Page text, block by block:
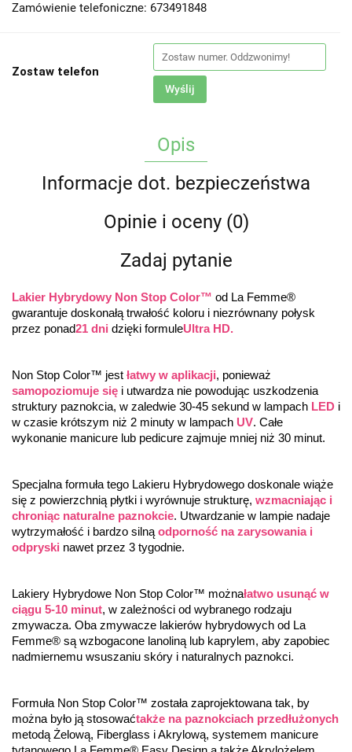
Zamówienie telefoniczne: 673491848
Zostaw telefon
Wyślij
Opis
Informacje dot. bezpieczeństwa
Opinie i oceny (0)
Zadaj pytanie
Lakier Hybrydowy Non Stop Color™ od La Femme®
gwarantuje doskonałą trwałość koloru i niezrównany połysk
przez ponad21 dni dzięki formuleUltra HD.
Non Stop Color™ jest łatwy w aplikacji
samopoziomuje się i utwardza nie powodując uszkodzenia
struktury paznokcia, w zaledwie 30-45 sekund w lampach LED i
w czasie krótszym niż 2 minuty w lampach UV. Całe
wykonanie manicure lub pedicure zajmuje mniej niż 30 minut.
Specjalna formuła tego Lakieru Hybrydowego doskonale wiąże
się z powierzchnią płytki i wyrównuje strukturę, wzmacniając i
chroniąc naturalne paznokcie. Utwardzanie w lampie nadaje
wytrzymałość i bardzo silną odporność na zarysowania i
odpryski nawet przez 3 tygodnie.
Lakiery Hybrydowe Non Stop Color™ możnałatwo usunąć w
ciągu 5-10 minut, w zależności od wybranego rodzaju
zmywacza. Oba zmywacze lakierów hybrydowych od La
Femme® są wzbogacone lanoliną lub kaprylem, aby zapobiec
nadmiernemu wsuszaniu skóry i naturalnych paznokci.
Formuła Non Stop Color™ została zaprojektowana tak, by
można było ją stosowaćtakże na paznokciach przedłużonych
metodą Żelową, Fiberglass i Akrylową, systemem manicure